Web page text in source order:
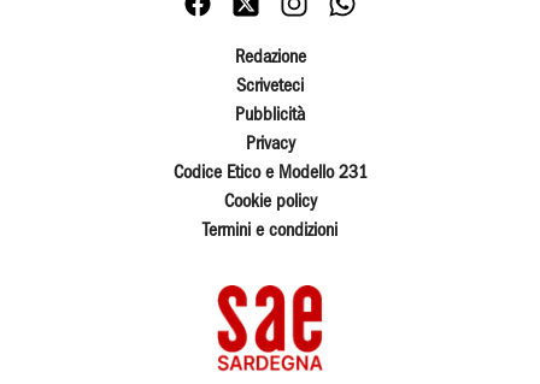
Redazione
Scriveteci
Pubblicità
Privacy
Codice Etico e Modello 231
Cookie policy
Termini e condizioni